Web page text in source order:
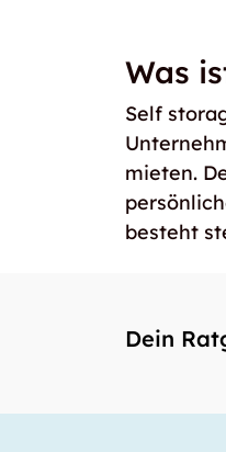
Was
Self
mieten.
besteht
Dein